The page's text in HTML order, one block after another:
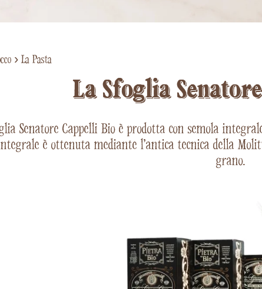
› La Pasta
La Sfoglia
Senatore Cappelli Bio è prodotta con semola
è ottenuta mediante l’antica tecnica della
grano.